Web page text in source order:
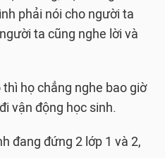
phải nói cho người ta
ta cũng nghe lời và
họ chẳng nghe bao giờ
vận động học sinh.
đang đứng 2 lớp 1 và 2,